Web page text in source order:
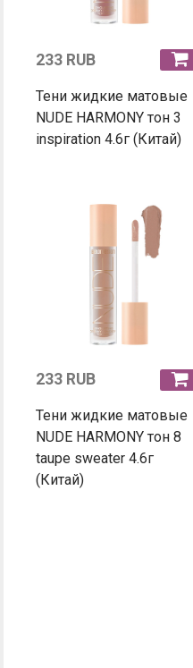
233 RUB
Тени жидкие матовые
NUDE HARMONY тон 3
inspiration 4.6г (Китай)
233 RUB
Тени жидкие матовые
NUDE HARMONY тон 8
taupe sweater 4.6г
(Китай)